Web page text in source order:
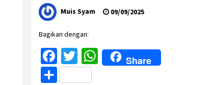
Muis Syam 09/09/2025
Bagikan dengan:
Facebook
Twitter
WhatsApp
Share
Share